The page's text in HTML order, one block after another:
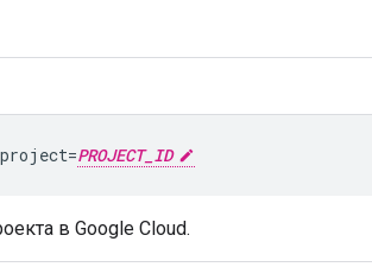
=PROJECT_ID
в Google Cloud.